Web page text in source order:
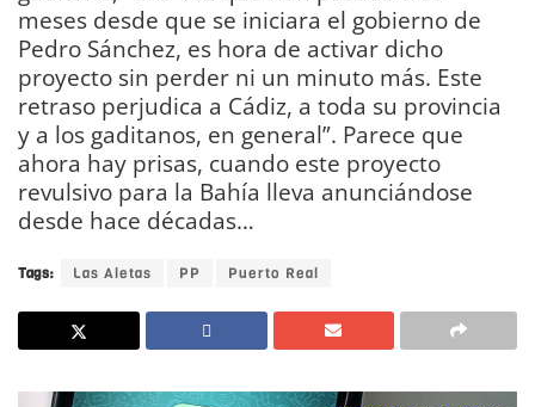
meses desde que se iniciara el gobierno de
Pedro Sánchez, es hora de activar dicho
proyecto sin perder ni un minuto más. Este
retraso perjudica a Cádiz, a toda su provincia
y a los gaditanos, en general”. Parece que
ahora hay prisas, cuando este proyecto
revulsivo para la Bahía lleva anunciándose
desde hace décadas…
Tags: Las Aletas PP Puerto Real